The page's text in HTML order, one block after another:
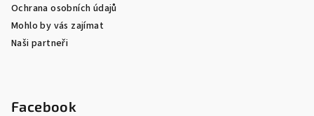
Ochrana osobních údajů
Mohlo by vás zajímat
Naši partneři
Facebook